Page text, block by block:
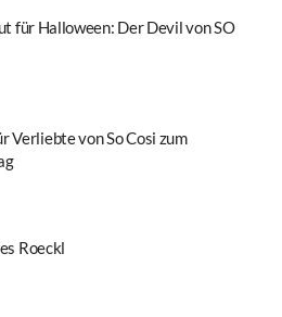
für Halloween: Der Devil von SO
Verliebte von So Cosi zum
Roeckl